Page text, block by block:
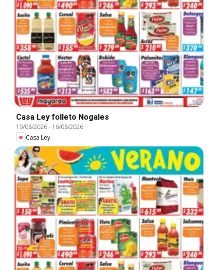
Casa Ley folleto Nogales
10/08/2026- 16/08/2026
Casa Ley